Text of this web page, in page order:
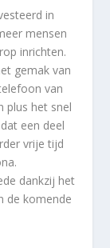
in
mensen
inrichten.
gemak van
van
plus het snel
een deel
vrije tijd
dankzij het
de komende